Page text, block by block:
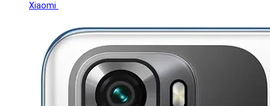
Xiaomi